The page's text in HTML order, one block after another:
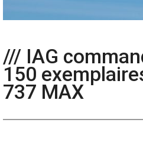
/// IAG
150
737 MAX